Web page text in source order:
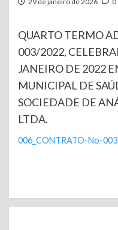
QUARTO TERMO
003/2022,
JANEIRO DE 2022
MUNICIPAL DE
SOCIEDADE DE
LTDA.
006_CONTRATO-No-
Continue
Reading